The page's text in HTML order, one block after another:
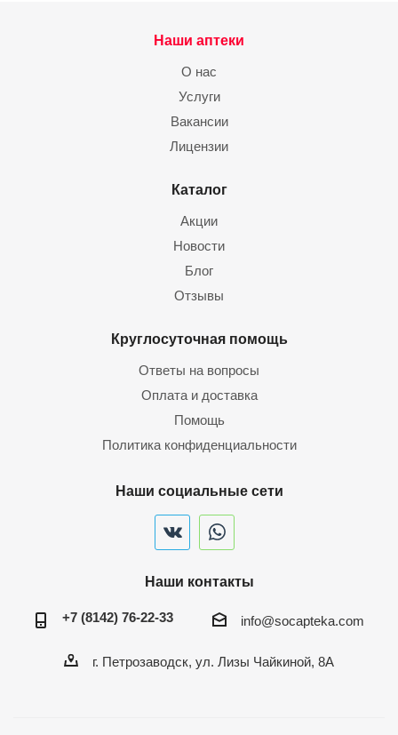
Наши аптеки
О нас
Услуги
Вакансии
Лицензии
Каталог
Акции
Новости
Блог
Отзывы
Круглосуточная помощь
Ответы на вопросы
Оплата и доставка
Помощь
Политика конфиденциальности
Наши социальные сети
Наши контакты
+7 (8142) 76-22-33 info@socapteka.com
г. Петрозаводск, ул. Лизы Чайкиной, 8А